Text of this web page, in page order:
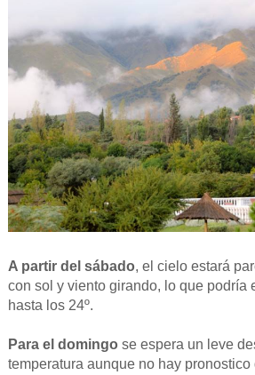
A partir del sábado, el cielo estará
con sol y viento girando, lo que podría
hasta los 24º.
Para el domingo se espera un leve
temperatura aunque no hay pronostico